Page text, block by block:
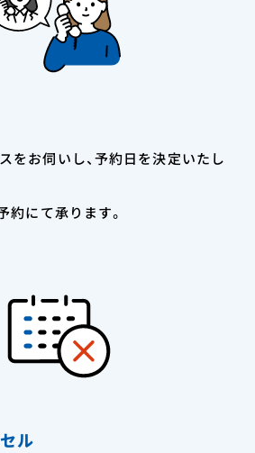
をお伺いし、予約日を決定いたし
約にて承ります。
ル